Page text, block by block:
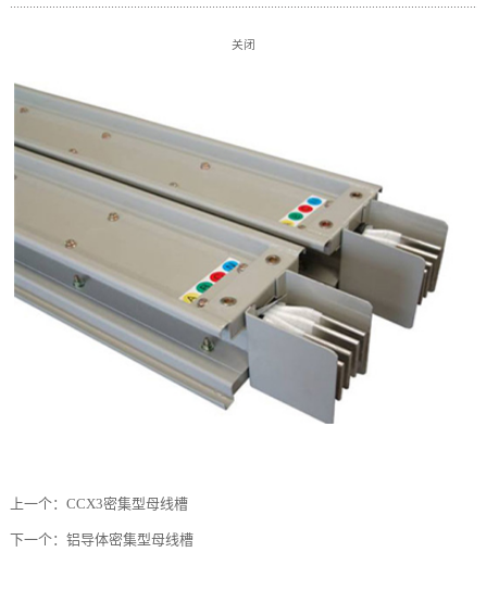
关闭
上一个： CCX3密集型母线槽
下一个： 铝导体密集型母线槽